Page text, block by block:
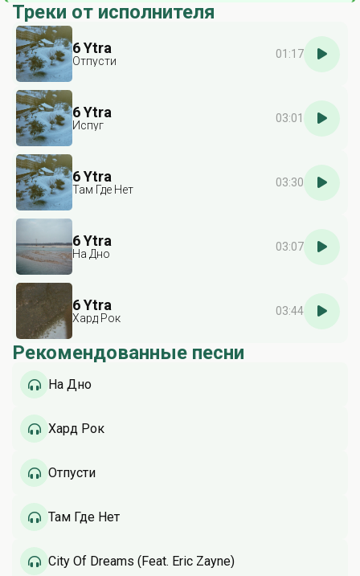
Треки от исполнителя
6 Ytra
Отпусти
01:17
6 Ytra
Испуг
03:01
6 Ytra
Там Где Нет
03:30
6 Ytra
На Дно
03:07
6 Ytra
Хард Рок
03:44
Рекомендованные песни
На Дно
Хард Рок
Отпусти
Там Где Нет
City Of Dreams (Feat. Eric Zayne)